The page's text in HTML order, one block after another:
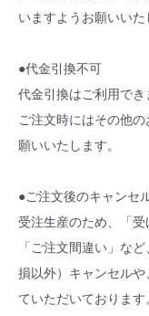
いますようお願いいた
●代金引換不可
代金引換はご利用でき
ご注文時にはその他
願いいたします。
●ご注文後のキャンセ
受注生産のため、「受
「ご注文間違い」な
損以外）キャンセル
ていただいております。